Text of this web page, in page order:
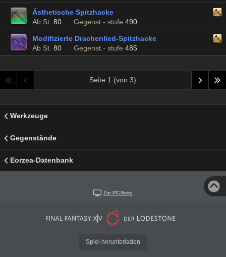
Ästhetische Spitzhacke
Ab St. 80 Gegenst.- stufe 490
Modifizierte Drachenlied-Spitzhacke
Ab St. 80 Gegenst.- stufe 485
Seite 1 (von 3)
Werkzeuge
Gegenstände
Eorzea-Datenbank
Zur PC-Seite
Spiel herunterladen